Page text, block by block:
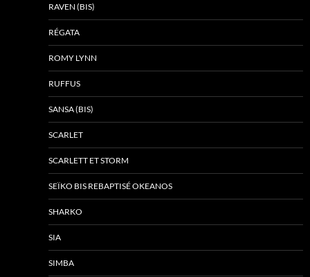
RAVEN (BIS)
RÉGATA
ROMY LYNN
RUFFUS
SANSA (BIS)
SCARLET
SCARLETT ET STORM
SEÏKO BIS REBAPTISÉ OKEANOS
SHARKO
SIA
SIMBA